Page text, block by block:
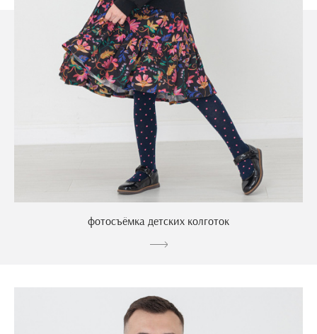
фотосъёмка детских колготок